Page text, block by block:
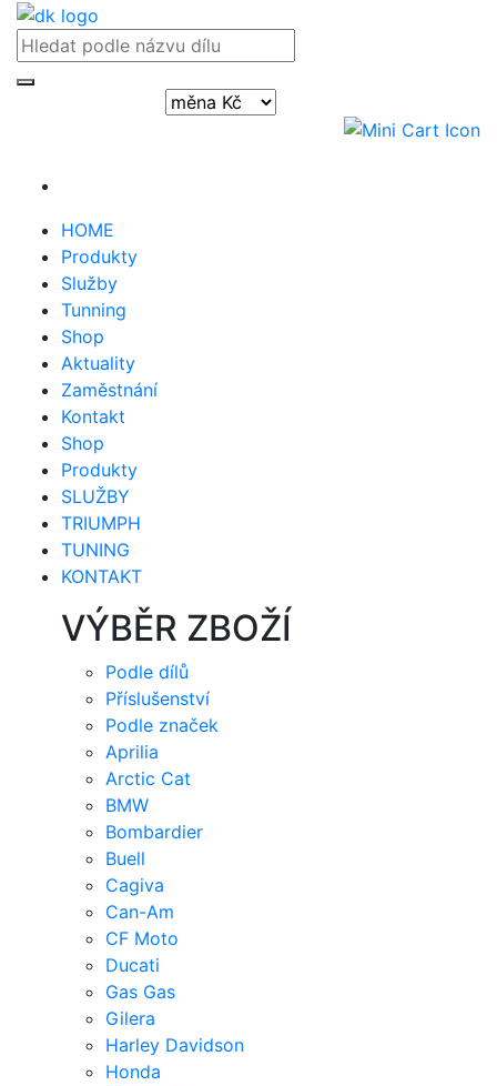
HOME
Produkty
Služby
Tunning
Shop
Aktuality
Zaměstnání
Kontakt
Shop
Produkty
SLUŽBY
TRIUMPH
TUNING
KONTAKT
VÝBĚR ZBOŽÍ
Podle dílů
Příslušenství
Podle značek
Aprilia
Arctic Cat
BMW
Bombardier
Buell
Cagiva
Can-Am
CF Moto
Ducati
Gas Gas
Gilera
Harley Davidson
Honda